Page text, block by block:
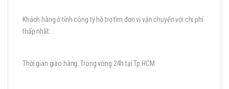
Khách hàng ở tỉnh công ty hỗ trợ tìm đơn vị vận chuyển với chi phí
thấp nhất.
Thời gian giao hàng: Trong vòng 24h tại Tp.HCM